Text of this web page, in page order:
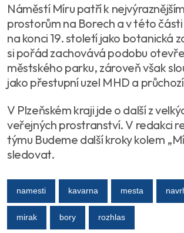
Náměstí Míru patří k
prostorům na Borech a v této části
na konci 19. století jako botanická
si pořád zachovává podobu
městského parku, zároveň však
jako přestupní uzel MHD a
V Plzeňském kraji jde o další z
veřejných prostranství. V redakci
týmu Budeme další kroky kolem
sledovat.
namesti kavarna mesta
mirak bory rozhlas